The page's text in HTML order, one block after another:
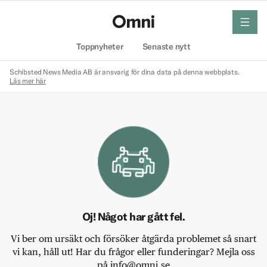
Toppnyheter Senaste nytt
meny
Schibsted News Media AB är ansvarig för dina data på denna webbplats.
Läs mer här
Oj! Något har gått fel.
Vi ber om ursäkt och försöker åtgärda problemet så snart
vi kan, håll ut! Har du frågor eller funderingar? Mejla oss